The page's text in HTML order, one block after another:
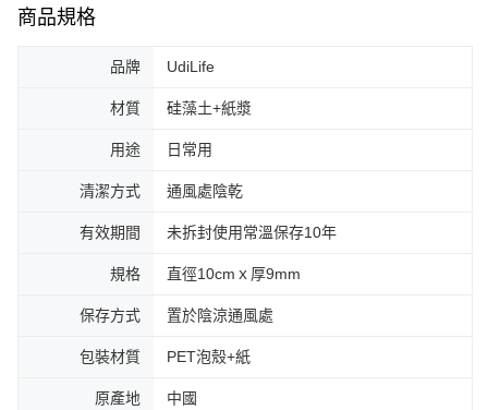
商品規格
品牌 UdiLife
材質 硅藻土+紙漿
用途 日常用
清潔方式 通風處陰乾
有效期間 未拆封使用常溫保存10年
規格 直徑10cmｘ厚9mm
保存方式 置於陰涼通風處
包裝材質 PET泡殼+紙
原產地 中國